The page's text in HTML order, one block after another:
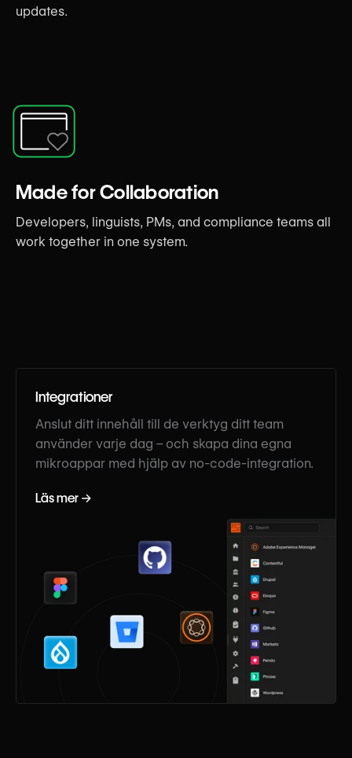
updates.
Made for Collaboration
Developers, linguists, PMs, and compliance teams all
work together in one system.
Integrationer
Anslut ditt innehåll till de verktyg ditt team
använder varje dag – och skapa dina egna
mikroappar med hjälp av no-code-integration.
Läs mer →